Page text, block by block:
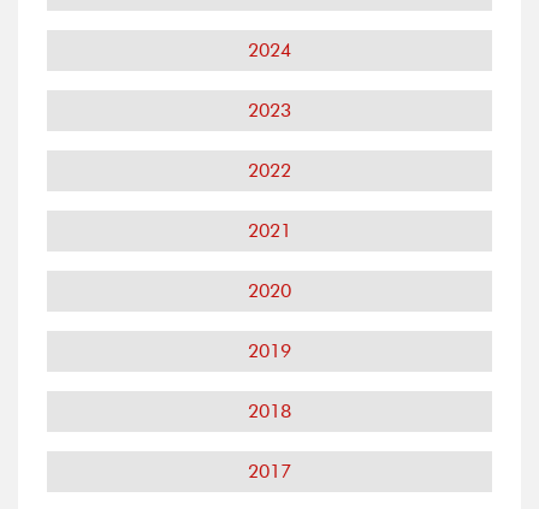
2024
2023
2022
2021
2020
2019
2018
2017